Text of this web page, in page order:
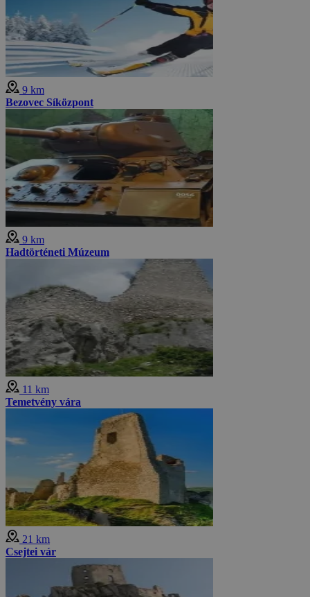
9 km
Bezovec Síközpont
9 km
Hadtörténeti Múzeum
11 km
Temetvény vára
21 km
Csejtei vár